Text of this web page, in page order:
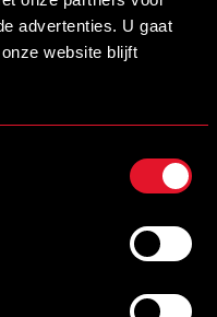
advertenties. U gaat
website blijft
SEIZOEN 2026/2027